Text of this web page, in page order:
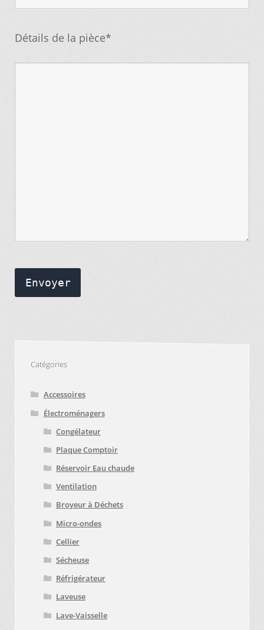
Détails de la pièce*
Envoyer
Catégories
Accessoires
Électroménagers
Congélateur
Plaque Comptoir
Réservoir Eau chaude
Ventilation
Broyeur à Déchets
Micro-ondes
Cellier
Sécheuse
Réfrigérateur
Laveuse
Lave-Vaisselle